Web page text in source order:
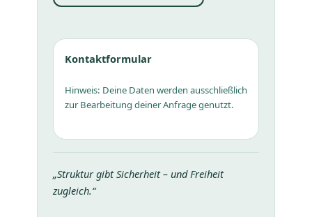
Kontaktformular
Hinweis: Deine Daten werden ausschließlich
zur Bearbeitung deiner Anfrage genutzt.
„Struktur gibt Sicherheit – und Freiheit
zugleich.“